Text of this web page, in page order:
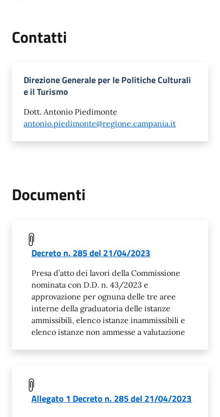
Contatti
Direzione Generale per le Politiche Culturali
e il Turismo
Dott. Antonio Piedimonte
antonio.piedimonte@regione.campania.it
Documenti
Decreto n. 285 del 21/04/2023
Presa d’atto dei lavori della Commissione
nominata con D.D. n. 43/2023 e
approvazione per ognuna delle tre aree
interne della graduatoria delle istanze
ammissibili, elenco istanze inammissibili e
elenco istanze non ammesse a valutazione
Allegato 1 Decreto n. 285 del 21/04/2023